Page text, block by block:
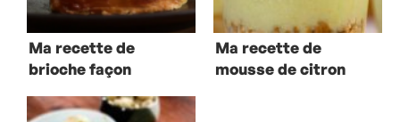
Ma recette de
brioche façon
clémentines
Ma recette de
mousse de citron